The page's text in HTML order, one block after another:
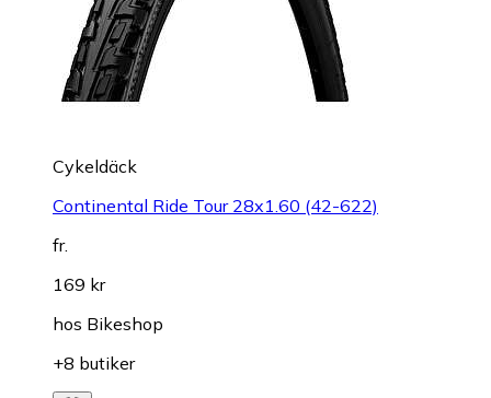
Cykeldäck
Continental Ride Tour 28x1.60 (42-622)
fr.
169 kr
hos Bikeshop
+8 butiker